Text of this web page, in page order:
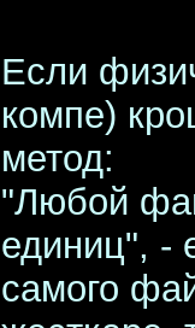
Если
компе)
метод:
"Любой
единиц", -
самого